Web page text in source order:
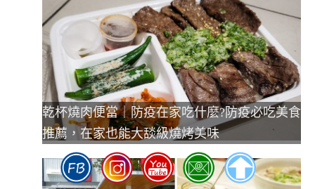
乾杯燒肉便當｜防疫在家吃什麼?防疫必吃美食
推薦，在家也能大舕級燒烤美味